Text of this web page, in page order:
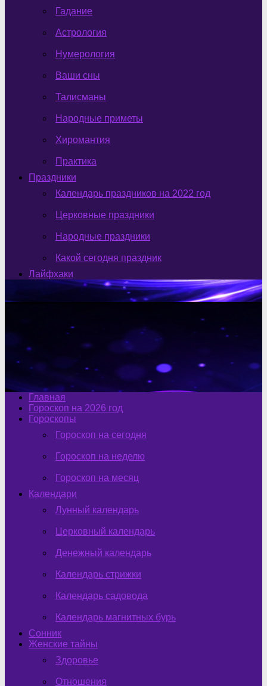
Гадание
Астрология
Нумерология
Ваши сны
Талисманы
Народные приметы
Хиромантия
Практика
Праздники
Календарь праздников на 2022 год
Церковные праздники
Народные праздники
Какой сегодня праздник
Лайфхаки
Главная
Гороскоп на 2026 год
Гороскопы
Гороскоп на сегодня
Гороскоп на неделю
Гороскоп на месяц
Календари
Лунный календарь
Церковный календарь
Денежный календарь
Календарь стрижки
Календарь садовода
Календарь магнитных бурь
Сонник
Женские тайны
Здоровье
Отношения